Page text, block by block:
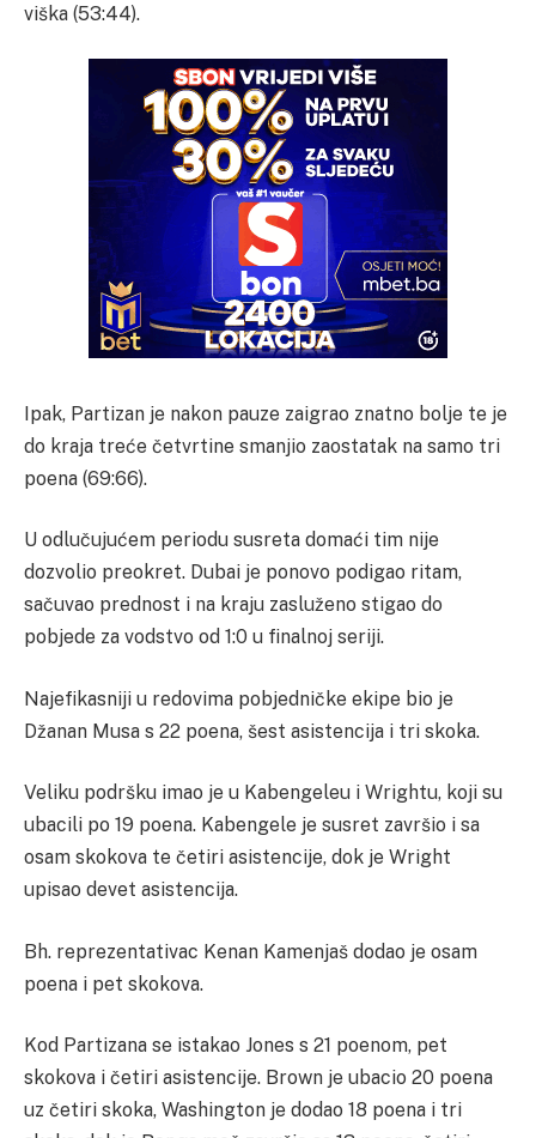
viška (53:44).
Ipak, Partizan je nakon pauze zaigrao znatno bolje te je
do kraja treće četvrtine smanjio zaostatak na samo tri
poena (69:66).
U odlučujućem periodu susreta domaći tim nije
dozvolio preokret. Dubai je ponovo podigao ritam,
sačuvao prednost i na kraju zasluženo stigao do
pobjede za vodstvo od 1:0 u finalnoj seriji.
Najefikasniji u redovima pobjedničke ekipe bio je
Džanan Musa s 22 poena, šest asistencija i tri skoka.
Veliku podršku imao je u Kabengeleu i Wrightu, koji su
ubacili po 19 poena. Kabengele je susret završio i sa
osam skokova te četiri asistencije, dok je Wright
upisao devet asistencija.
Bh. reprezentativac Kenan Kamenjaš dodao je osam
poena i pet skokova.
Kod Partizana se istakao Jones s 21 poenom, pet
skokova i četiri asistencije. Brown je ubacio 20 poena
uz četiri skoka, Washington je dodao 18 poena i tri